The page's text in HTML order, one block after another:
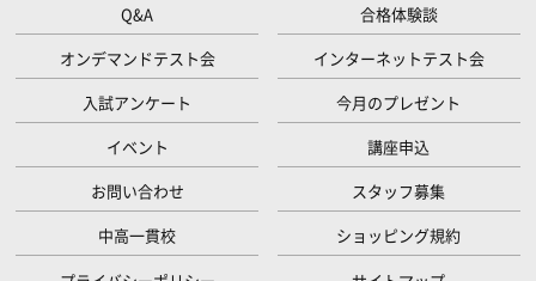
Q&A
合格体験談
オンデマンドテスト会
インターネットテスト会
入試アンケート
今月のプレゼント
イベント
講座申込
お問い合わせ
スタッフ募集
中高一貫校
ショッピング規約